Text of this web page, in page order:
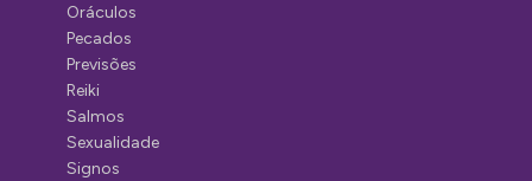
Oráculos
Pecados
Previsões
Reiki
Salmos
Sexualidade
Signos